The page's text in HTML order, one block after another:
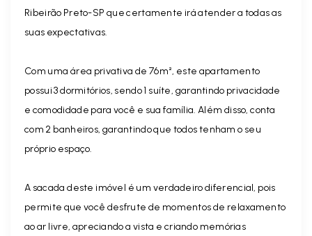
Ribeirão Preto-SP que certamente irá atender a todas as
suas expectativas.
Com uma área privativa de 76m², este apartamento
possui 3 dormitórios, sendo 1 suíte, garantindo privacidade
e comodidade para você e sua família. Além disso, conta
com 2 banheiros, garantindo que todos tenham o seu
próprio espaço.
A sacada deste imóvel é um verdadeiro diferencial, pois
permite que você desfrute de momentos de relaxamento
ao ar livre, apreciando a vista e criando memórias